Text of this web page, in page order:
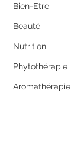
Bien-Etre
Beauté
Nutrition
Phytothérapie
Aromathérapie